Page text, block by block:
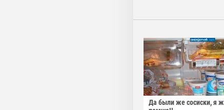
Да были же сосиски, я ж